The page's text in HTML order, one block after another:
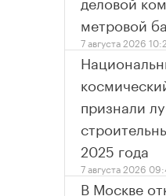
метровой
7 августа 2026
признали
2025 года
7 августа 2026
В Москве